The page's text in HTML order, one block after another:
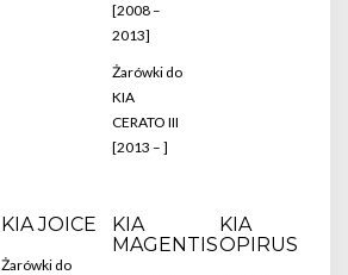
[2008 –
2013]
Żarówki do
KIA
CERATO III
[2013 – ]
KIA JOICE
Żarówki do
KIA
MAGENTIS
KIA
OPIRUS